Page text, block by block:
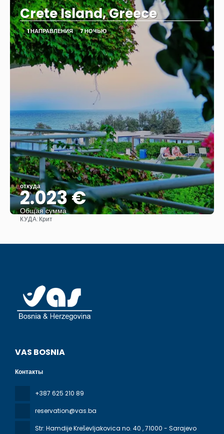
Crete Island, Greece
1 НАПРАВЛЕНИЯ 7 НОЧЬЮ
откуда
2.023 €
Общая сумма
КУДА:Крит
VAS BOSNIA
Контакты
+387 625 210 89
reservation@vas.ba
Str: Hamdije Kreševljakovica no. 40 , 71000 - Sarajevo